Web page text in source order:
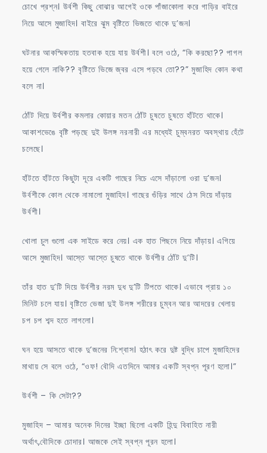
চোখে প্রশ্ন। উর্বশী কিছু বোঝার আগেই ওকে পাঁজাকোলা করে গাড়ির বাইরে
নিয়ে আসে মুজাহিদ। বাইরে ঝুম বৃষ্টিতে ভিজতে থাকে দু’জন।
ঘটনার আকস্মিকতায় হতবাক হয়ে যায় উর্বশী। বলে ওঠে, “কি করছো?? পাগল
হয়ে গেলে নাকি?? বৃষ্টিতে ভিজে জ্বর এসে পড়বে তো??” মুজাহিদ কোন কথা
বলে না।
ঠোঁট দিয়ে উর্বশীর কমলার কোয়ার মতন ঠোঁট চুষতে চুষতে হাঁটতে থাকে।
আকাশভেঙে বৃষ্টি পড়ছে দুই উলঙ্গ নরনারী এর মধ্যেই চুম্বনরত অবস্থায় হেঁটে
চলেছে।
হাঁটতে হাঁটতে কিছুটা দূরে একটি গাছের নিচে এসে দাঁড়ালো ওরা দু’জন।
উর্বশীকে কোল থেকে নামালো মুজাহিদ। গাছের গুঁড়ির সাথে ঠেস দিয়ে দাঁড়ায়
উর্বশী।
খোলা চুল গুলো এক সাইডে করে নেয়। এক হাত পিছনে নিয়ে দাঁড়ায়। এগিয়ে
আসে মুজাহিদ। আস্তে আস্তে চুষতে থাকে উর্বশীর ঠোঁট দু’টি।
তাঁর হাত দু’টি দিয়ে উর্বশীর নরম দুধ দু’টি টিপতে থাকে। এভাবে প্রায় ১০
মিনিট চলে যায়। বৃষ্টিতে ভেজা দুই উলঙ্গ শরীরের চুম্বন আর আদরের খেলায়
চপ চপ শব্দ হতে লাগলো।
ঘন হয়ে আসতে থাকে দু’জনের নি:শ্বাস। হঠাৎ করে দুষ্ট বুদ্ধি চাপে মুজাহিদের
মাথায় সে বলে ওঠে, “ওফ! বৌদি এতদিনে আমার একটি স্বপ্ন পূরণ হলো।”
উর্বশী – কি সেটা??
মুজাহিদ – আমার অনেক দিনের ইচ্ছা ছিলো একটি হিন্দু বিবাহিত নারী
অর্থাৎ,বৌদিকে চোদার। আজকে সেই স্বপ্ন পূরন হলো।